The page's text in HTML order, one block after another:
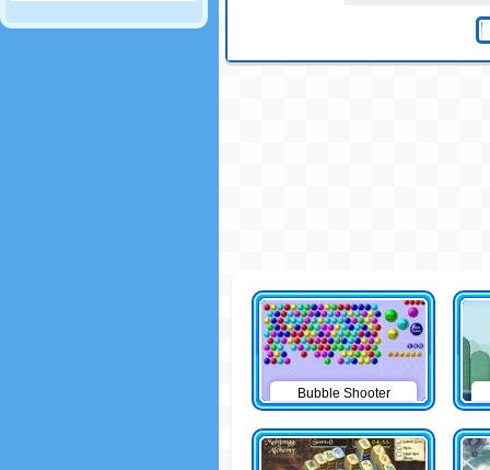
Bubble Shooter